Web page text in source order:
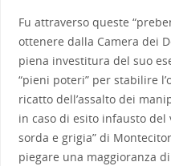
Fu attraverso queste
ottenere dalla Camera dei
piena investitura del suo
“pieni poteri” per stabilire
ricatto dell’assalto dei
in caso di esito infausto del
sorda e grigia” di
piegare una maggioranza